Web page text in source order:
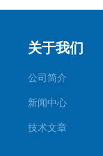
关于我们
公司简介
新闻中心
技术文章